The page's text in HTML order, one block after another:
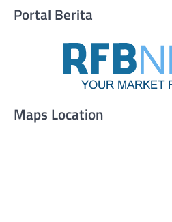
Portal Berita
Maps Location